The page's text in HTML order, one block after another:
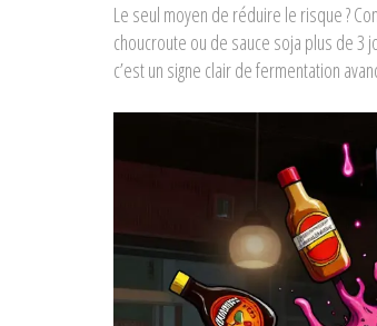
Le seul moyen de réduire le risque ?
choucroute ou de sauce soja plus de 3
c’est un signe clair de fermentation